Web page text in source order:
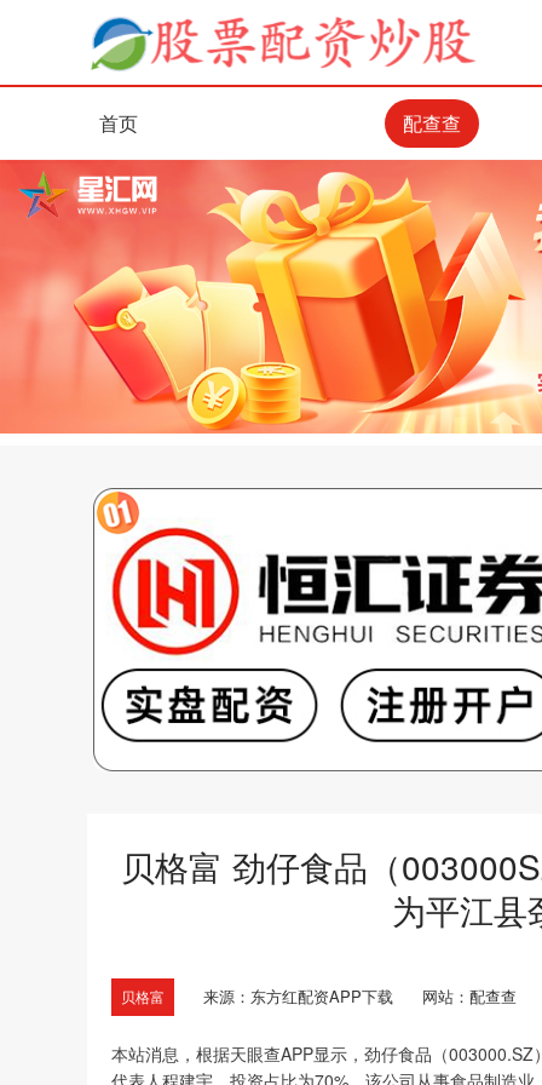
首页 配查查
贝格富 劲仔食品（
为平江县
贝格富 来源：东方红配资APP下载 网站：配查查
本站消息，根据天眼查APP显示，劲仔食品（